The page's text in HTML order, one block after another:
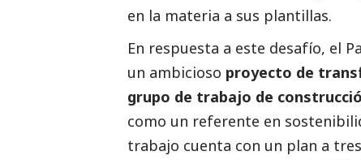
en la materia a sus plantillas.
En respuesta a este desafío, el
un ambicioso proyecto de
grupo de trabajo de
como un referente en
trabajo cuenta con un plan a